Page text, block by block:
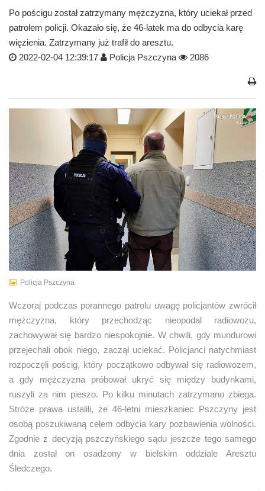
Po pościgu został zatrzymany mężczyzna, który uciekał przed
patrolem policji. Okazało się, że 46-latek ma do odbycia karę
więzienia. Zatrzymany już trafił do aresztu.
2022-02-04 12:39:17
Policja Pszczyna 2086
Policja Pszczyna
Wczoraj podczas porannego patrolu uwagę policjantów zwrócił
mężczyzna, który przechodząc nieopodal radiowozu,
zachowywał się bardzo niespokojnie. W chwili, gdy mundurowi
przejechali obok niego, zaczął uciekać. Policjanci natychmiast
rozpoczęli pościg, który początkowo odbywał się radiowozem,
a gdy mężczyzna próbował ukryć się między budynkami,
ruszyli za nim pieszo. Po kilku minutach zatrzymano zbiega.
Stróże prawa ustalili, że 46-letni mieszkaniec Pszczyny jest
osobą poszukiwaną celem odbycia kary pozbawienia wolności.
Zgodnie z decyzją pszczyńskiego sądu jeszcze tego samego
dnia został on osadzony w bielskim oddziale Aresztu
Śledczego.